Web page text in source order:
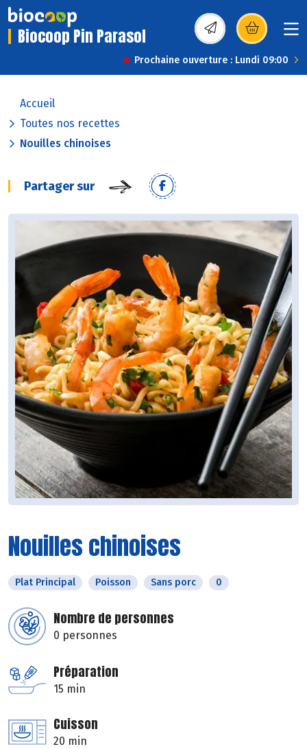
Biocoop Pin Parasol (s’ouvre dans une
Prochaine ouverture : Lundi 09:00
Accueil
Toutes nos recettes
Nouilles chinoises
Partager sur
Nouilles chinoises
Plat Principal Poisson Sans porc 0
Nombre de personnes
0 personnes
Préparation
15 min
Cuisson
20 min